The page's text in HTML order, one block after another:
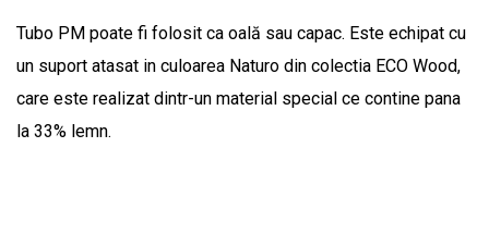
Tubo PM poate fi folosit ca oală sau capac. Este echipat cu
un suport atasat in culoarea Naturo din colectia ECO Wood,
care este realizat dintr-un material special ce contine pana
la 33% lemn.